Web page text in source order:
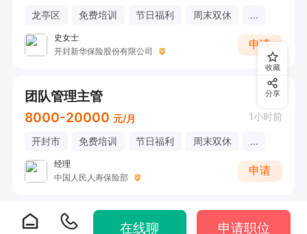
龙亭区 免费培训 节日福利 周末双休 ...
史女士
开封新华保险股份有限公司
申请
团队管理主管
8000-20000 元/月 1小时前
开封市 免费培训 节日福利 周末双休 ...
经理
中国人民人寿保险部
申请
收藏
分享
在线聊 申请职位